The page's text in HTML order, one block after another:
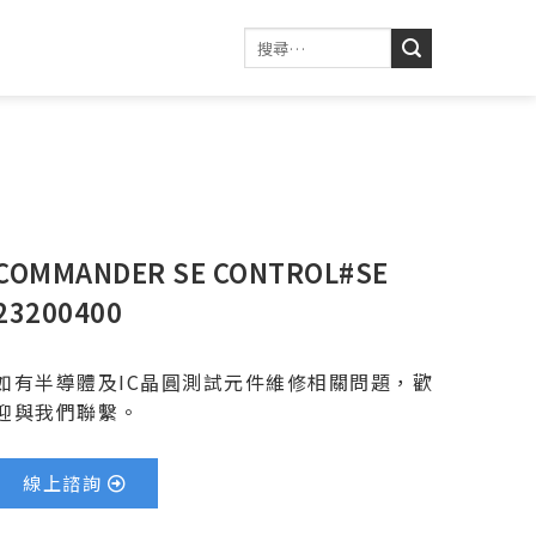
SE CONTROL#SE
有半導體及IC晶圓測試元件維修相關問題，歡
與我們聯繫。
線上諮詢